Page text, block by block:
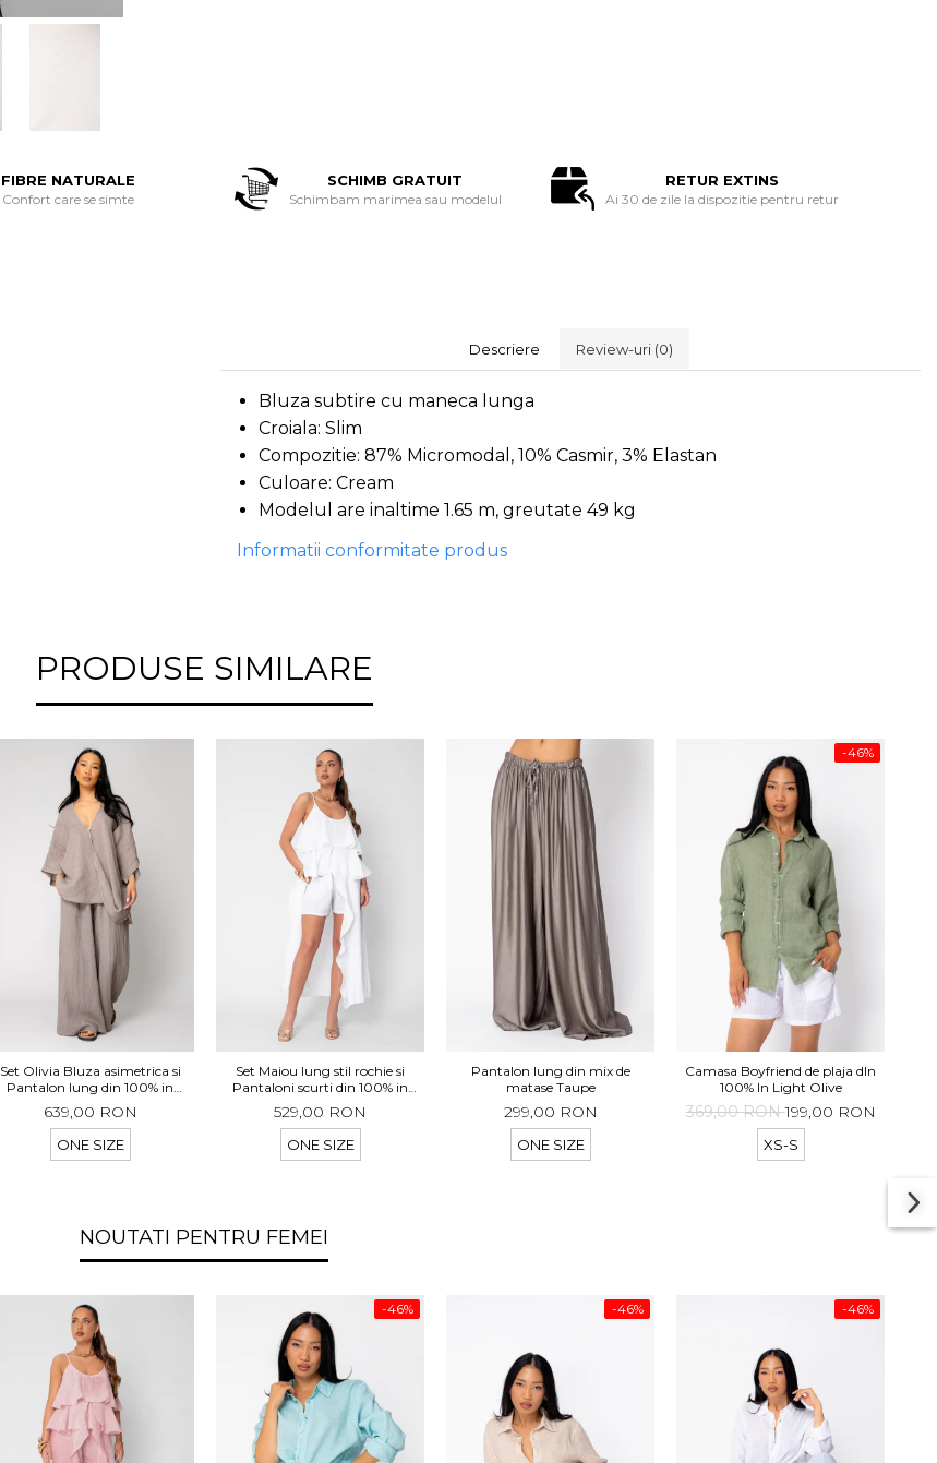
FIBRE NATURALE
Confort care se simte
SCHIMB GRATUIT
Schimbam marimea sau modelul
RETUR EXTINS
Ai 30 de zile la dispozitie pentru retur
Descriere Review-uri (0)
Bluza subtire cu maneca lunga
Croiala: Slim
Compozitie: 87% Micromodal, 10% Casmir, 3% Elastan
Culoare: Cream
Modelul are inaltime 1.65 m, greutate 49 kg
Informatii conformitate produs
PRODUSE SIMILARE
Set Olivia Bluza asimetrica si
Pantalon lung din 100% in
Taupe
639,00 RON
ONE SIZE
Set Maiou lung stil rochie si
Pantaloni scurti din 100% in
White
529,00 RON
ONE SIZE
Pantalon lung din mix de
matase Taupe
299,00 RON
ONE SIZE
-46%
Camasa Boyfriend de plaja dIn
100% In Light Olive
369,00 RON199,00 RON
XS-S
NOUTATI PENTRU FEMEI
-46% -46% -46%